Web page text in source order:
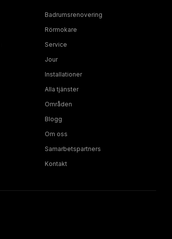
Badrumsrenovering
Rörmokare
Service
Jour
Installationer
Alla tjänster
Områden
Blogg
Om oss
Samarbetspartners
Kontakt